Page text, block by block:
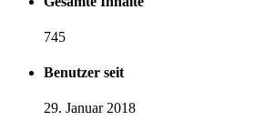
745
Benutzer seit
29. Januar 2018